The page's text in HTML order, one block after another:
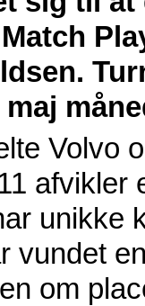
Volvo
unikke
vundet
om